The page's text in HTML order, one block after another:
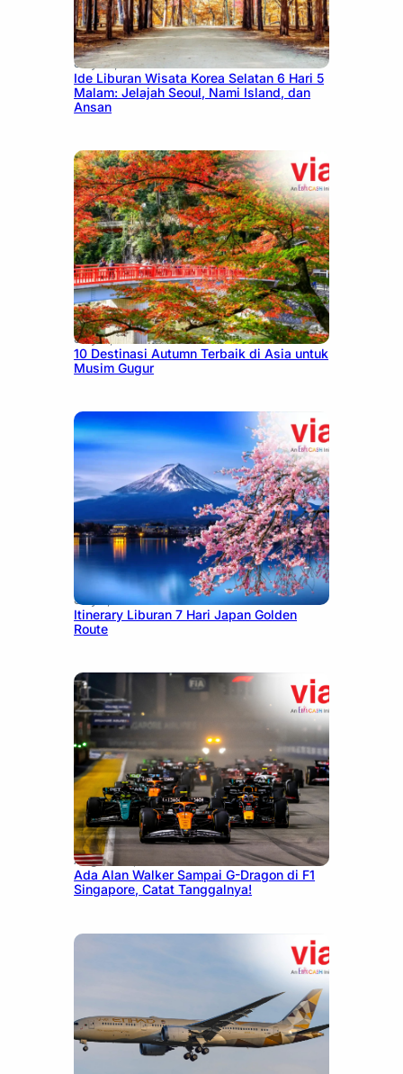
July 15, 2026
Ide Liburan Wisata Korea Selatan 6 Hari 5
Malam: Jelajah Seoul, Nami Island, dan
Ansan
July 9, 2026
10 Destinasi Autumn Terbaik di Asia untuk
Musim Gugur
July 7, 2026
Itinerary Liburan 7 Hari Japan Golden
Route
August 13, 2025
Ada Alan Walker Sampai G-Dragon di F1
Singapore, Catat Tanggalnya!